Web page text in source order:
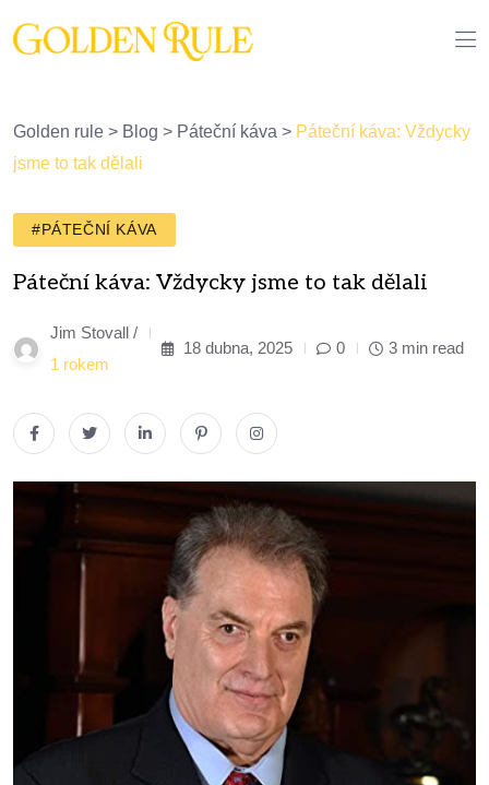
Golden rule > Blog > Páteční káva > Páteční káva: Vždycky
jsme to tak dělali
#PÁTEČNÍ KÁVA
Páteční káva: Vždycky jsme to tak dělali
Jim Stovall /
1 rokem
18 dubna, 2025 0 3 min read